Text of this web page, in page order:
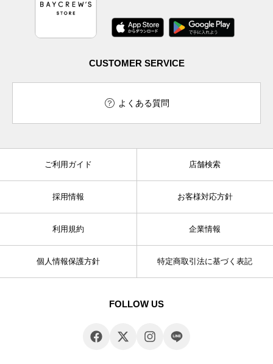
CUSTOMER SERVICE
よくある質問
ご利用ガイド 店舗検索
採用情報 お客様対応方針
利用規約 企業情報
個人情報保護方針 特定商取引法に基づく表記
FOLLOW US